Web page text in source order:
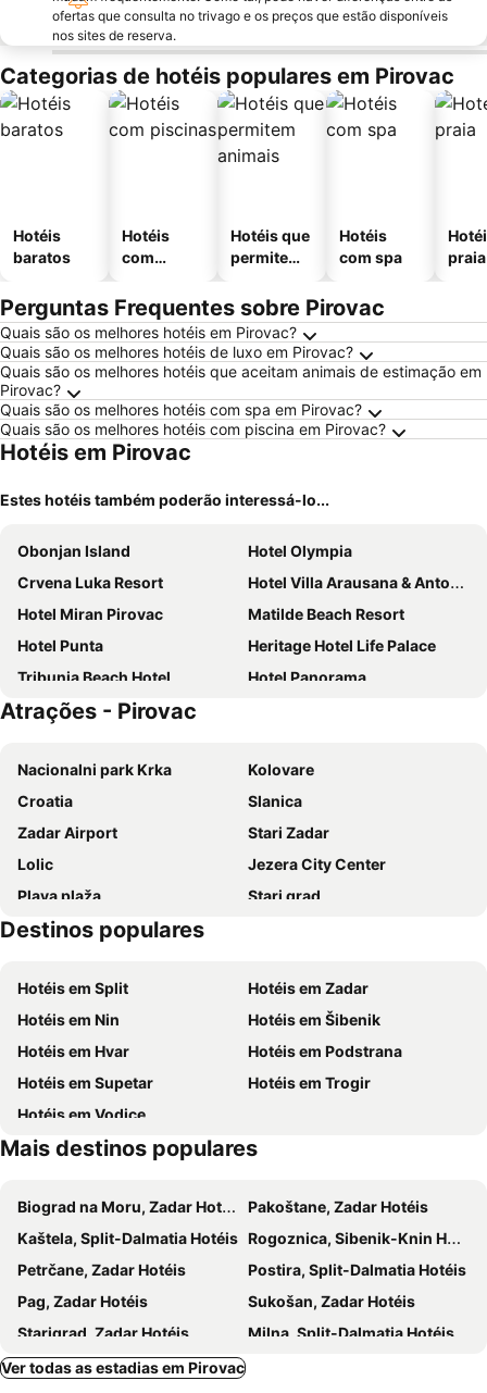
ofertas que consulta no trivago e os preços que estão disponíveis
nos sites de reserva.
Categorias de hotéis populares em Pirovac
Hotéis
baratos
Hotéis
com
Hotéis que
permitem
Hotéis
com spa
praia
Perguntas Frequentes sobre Pirovac
Quais são os melhores hotéis em Pirovac?
Quais são os melhores hotéis de luxo em Pirovac?
Quais são os melhores hotéis que aceitam animais de estimação em
Pirovac?
Quais são os melhores hotéis com spa em Pirovac?
Quais são os melhores hotéis com piscina em Pirovac?
Hotéis em Pirovac
Estes hotéis também poderão interessá-lo...
Obonjan Island
Hotel Olympia
Crvena Luka Resort
Hotel Villa Arausana & Antonina
Hotel Miran Pirovac
Matilde Beach Resort
Hotel Punta
Heritage Hotel Life Palace
Tribunia Beach Hotel
Hotel Panorama
SeeSea Hotel
Hotel Borovnik
Hotel Murter
Colentum Resort Murter
Hotel Villa Radin
Hotel Orion
HOTEL IMPERIAL
Hotel Stella Maris
Villa Antonio
Boutique Hotel Bora
Armerun Heritage Hotel & Residences
Medulić Palace Rooms & Apartments
Atrações - Pirovac
Nacionalni park Krka
Kolovare
Croatia
Slanica
Zadar Airport
Stari Zadar
Lolic
Jezera City Center
Plava plaža
Stari grad
ACI Marina Vodice
Forum
Sveti Šime
Otok Visovac
Šibenik
Sveti Donat
Destinos populares
Hotéis em Split
Hotéis em Zadar
Hotéis em Nin
Hotéis em Šibenik
Hotéis em Hvar
Hotéis em Podstrana
Hotéis em Supetar
Hotéis em Trogir
Hotéis em Vodice
Mais destinos populares
Biograd na Moru, Zadar Hotéis
Pakoštane, Zadar Hotéis
Kaštela, Split-Dalmatia Hotéis Rogoznica, Sibenik-Knin Hotéis
Petrčane, Zadar Hotéis
Postira, Split-Dalmatia Hotéis
Pag, Zadar Hotéis
Sukošan, Zadar Hotéis
Starigrad, Zadar Hotéis
Milna, Split-Dalmatia Hotéis
Seget Donji, Split-Dalmatia Hotéis
Ver todas as estadias em Pirovac